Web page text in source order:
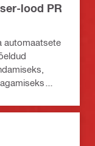
lood PR
automaatsete